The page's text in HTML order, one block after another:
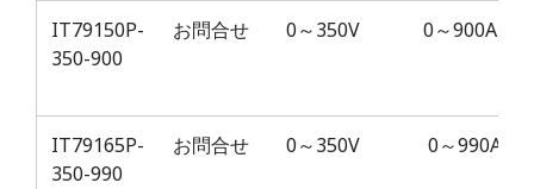
IT79150P-
350-900
お問合せ 0～350V 0～900A
IT79165P-
350-990
お問合せ 0～350V 0～990A